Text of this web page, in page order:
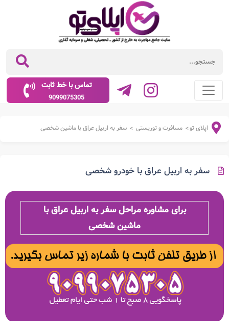
تماس با خط ثابت
9099075305
اپلای تو> مسافرت و توریستی > سفر به اربیل عراق با ماشین شخصی
سفر به اربیل عراق با خودرو شخصی
برای مشاوره مراحل سفر به اربیل عراق با
ماشین شخصی